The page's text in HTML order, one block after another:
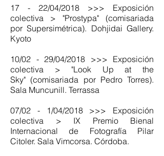
17 - 22/04/2018 >>> Exposición
colectiva > "Prostypa" (comisariada
por Supersimétrica). Dohjidai Gallery.
Kyoto
10/02 - 29/04/2018 >>> Exposición
colectiva > "Look Up at the
Sky" (comisariada por Pedro Torres).
Sala Muncunill. Terrassa
07/02 - 1/04/2018 >>> Exposición
colectiva > IX Premio Bienal
Internacional de Fotografía Pilar
Citoler. Sala Vimcorsa. Córdoba.